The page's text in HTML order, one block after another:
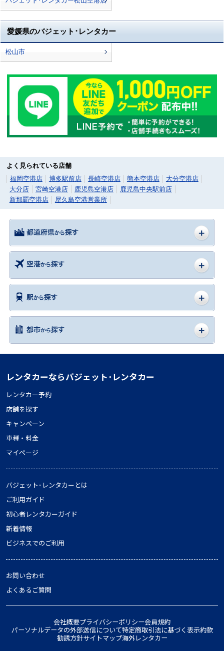
愛媛県のバジェット･レンタカー
松山市
よく見られている店舗
福岡空港店
博多駅前店 長崎空港店 熊本空港店
大分空港店
大分店
宮崎空港店 鹿児島空港店
鹿児島中央駅前店
新那覇空港店
屋久島空港営業所
レンタカーならバジェット･レンタカー
レンタカー予約
店舗を探す
キャンペーン
車種・料金
マイページ
バジェット･レンタカーとは
ご利用ガイド
初心者レンタカーガイド
新着情報
ビジネスでのご利用
お問い合わせ
よくあるご質問
会社概要プライバシーポリシー会員規約
パーソナルデータの外部送信について特定商取引法に基づく表示約款
勧誘方針サイトマップ海外レンタカー